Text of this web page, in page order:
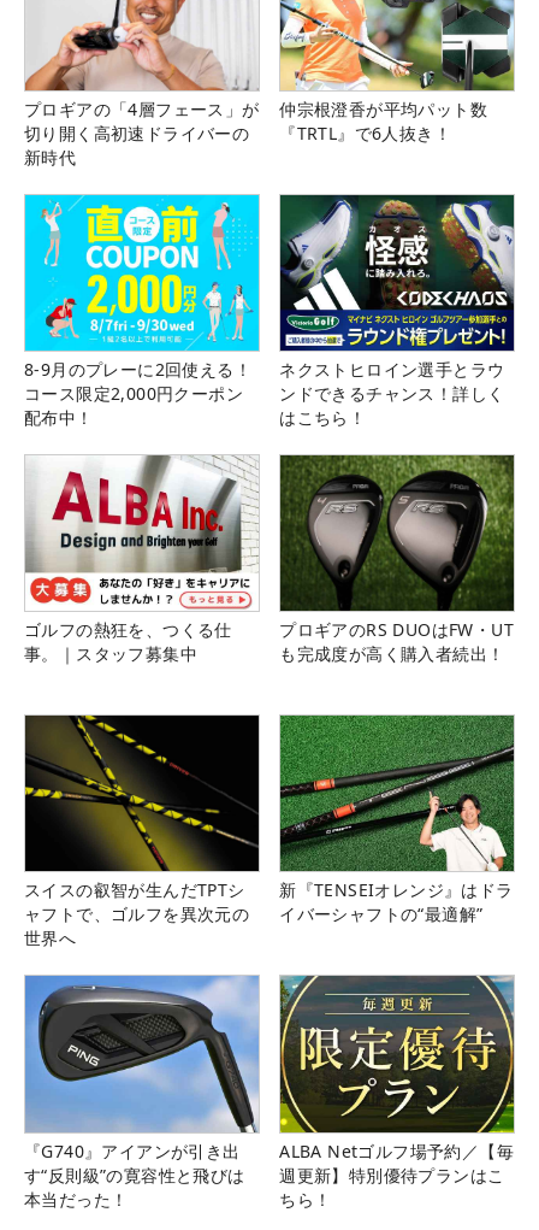
プロギアの「4層フェース」が
切り開く高初速ドライバーの
新時代
仲宗根澄香が平均パット数
『TRTL』で6人抜き！
8-9月のプレーに2回使える！
コース限定2,000円クーポン
配布中！
ネクストヒロイン選手とラウ
ンドできるチャンス！詳しく
はこちら！
ゴルフの熱狂を、つくる仕
事。｜スタッフ募集中
プロギアのRS DUOはFW・UT
も完成度が高く購入者続出！
スイスの叡智が生んだTPTシ
ャフトで、ゴルフを異次元の
世界へ
新『TENSEIオレンジ』はドラ
イバーシャフトの“最適解”
『G740』アイアンが引き出
す“反則級”の寛容性と飛びは
本当だった！
ALBA Netゴルフ場予約／【毎
週更新】特別優待プランはこ
ちら！